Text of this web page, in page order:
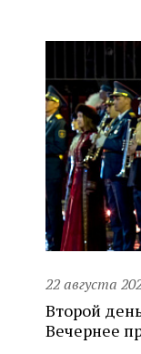
22 августа
Второй
Вечернее